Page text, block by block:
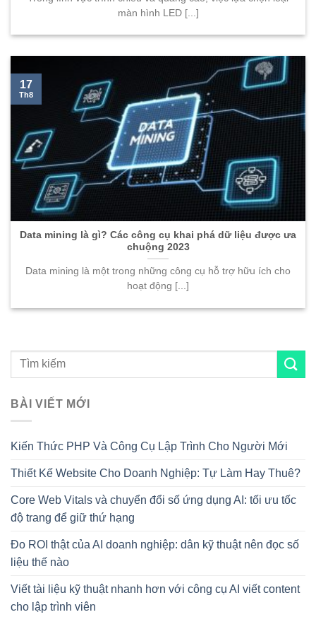
màn hình LED [...]
Data mining là gì? Các công cụ khai phá dữ liệu được ưa
chuộng 2023
Data mining là một trong những công cụ hỗ trợ hữu ích cho
hoạt động [...]
17
Th8
BÀI VIẾT MỚI
Kiến Thức PHP Và Công Cụ Lập Trình Cho Người Mới
Thiết Kế Website Cho Doanh Nghiệp: Tự Làm Hay Thuê?
Core Web Vitals và chuyển đổi số ứng dụng AI: tối ưu tốc
độ trang để giữ thứ hạng
Đo ROI thật của AI doanh nghiệp: dân kỹ thuật nên đọc số
liệu thế nào
Viết tài liệu kỹ thuật nhanh hơn với công cụ AI viết content
cho lập trình viên